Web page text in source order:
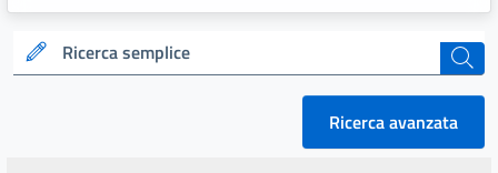
Ricerca semplice cerca
Ricerca avanzata